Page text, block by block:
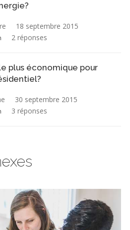
18 septembre 2015
2 réponses
plus économique pour
30 septembre 2015
3 réponses